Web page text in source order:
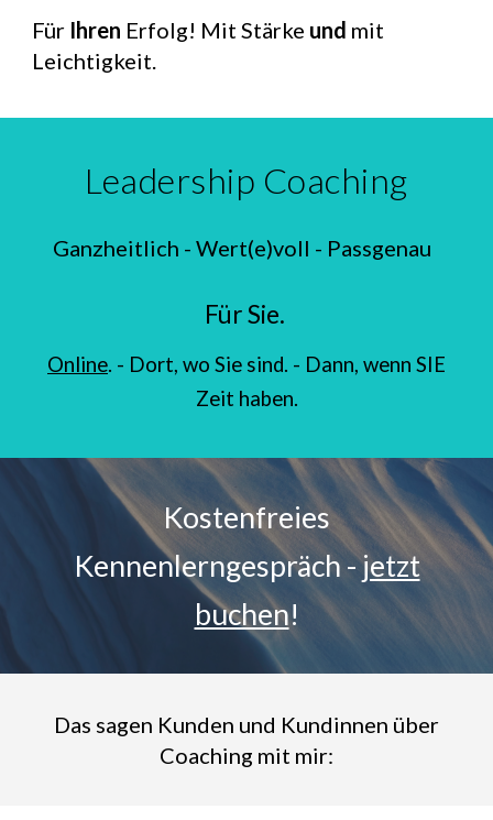
Für Ihren Erfolg! Mit Stärke und mit
Leichtigkeit.
Leadership Coaching
Ganzheitlich - Wert(e)voll - Passgenau
Für Sie.
Online. - Dort, wo Sie sind. - Dann, wenn SIE
Zeit haben.
Kostenfreies
Kennenlerngespräch -jetzt
buchen!
Das sagen Kunden und Kundinnen über
Coaching mit mir: